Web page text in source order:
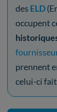
des ELD
occupent
prennent
celui-ci fait